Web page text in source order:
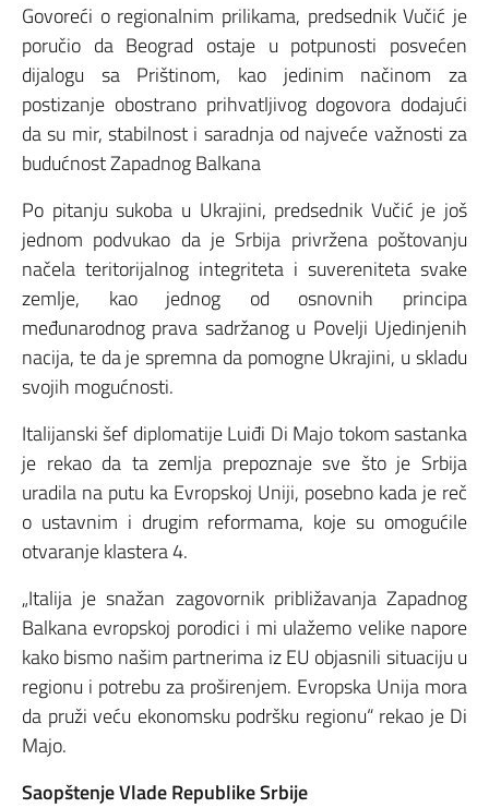
Govoreći o regionalnim prilikama, predsednik Vučić je
poručio da Beograd ostaje u potpunosti posvećen
dijalogu sa Prištinom, kao jedinim načinom za
postizanje obostrano prihvatljivog dogovora dodajući
da su mir, stabilnost i saradnja od najveće važnosti za
budućnost Zapadnog Balkana
Po pitanju sukoba u Ukrajini, predsednik Vučić je još
jednom podvukao da je Srbija privržena poštovanju
načela teritorijalnog integriteta i suvereniteta svake
zemlje, kao jednog od osnovnih principa
međunarodnog prava sadržanog u Povelji Ujedinjenih
nacija, te da je spremna da pomogne Ukrajini, u skladu
svojih mogućnosti.
Italijanski šef diplomatije Luiđi Di Majo tokom sastanka
je rekao da ta zemlja prepoznaje sve što je Srbija
uradila na putu ka Evropskoj Uniji, posebno kada je reč
o ustavnim i drugim reformama, koje su omogućile
otvaranje klastera 4.
„Italija je snažan zagovornik približavanja Zapadnog
Balkana evropskoj porodici i mi ulažemo velike napore
kako bismo našim partnerima iz EU objasnili situaciju u
regionu i potrebu za proširenjem. Evropska Unija mora
da pruži veću ekonomsku podršku regionu“ rekao je Di
Majo.
Saopštenje Vlade Republike Srbije